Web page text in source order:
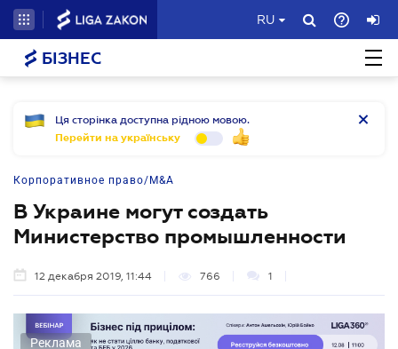
RU
БІЗНЕС
Ця сторінка доступна рідною мовою.
Перейти на українську
Корпоративное право/M&A
В Украине могут создать
Министерство промышленности
12 декабря 2019, 11:44 766 1
Реклама